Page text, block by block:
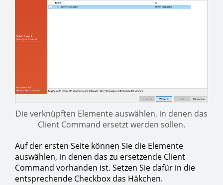
Die verknüpften Elemente auswählen, in denen das
Client Command ersetzt werden sollen.
Auf der ersten Seite können Sie die Elemente
auswählen, in denen das zu ersetzende Client
Command vorhanden ist. Setzen Sie dafür in die
entsprechende Checkbox das Häkchen.